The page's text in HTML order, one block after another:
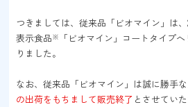
つきましては、従来品「ビオマイン」は
表示食品※ 「ビオマイン」コートタイプ
りました。
なお、従来品「ビオマイン」は誠に勝手
の出荷をもちまして販売終了 とさせてい